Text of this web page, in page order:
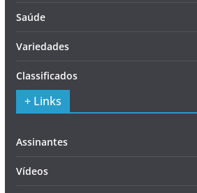
Saúde
Variedades
Classificados
+ Links
Assinantes
Vídeos